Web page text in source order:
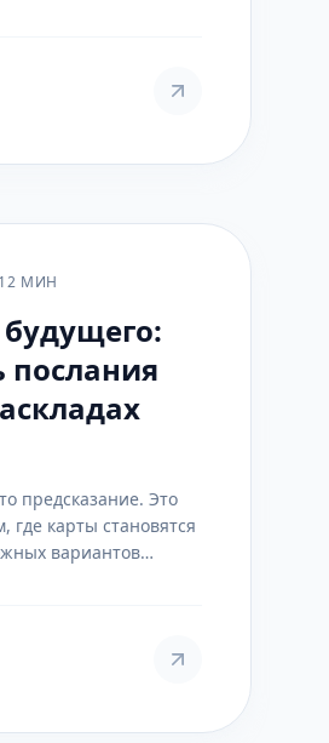
12 МИН
послания
предсказание. Это
где карты становятся
вариантов